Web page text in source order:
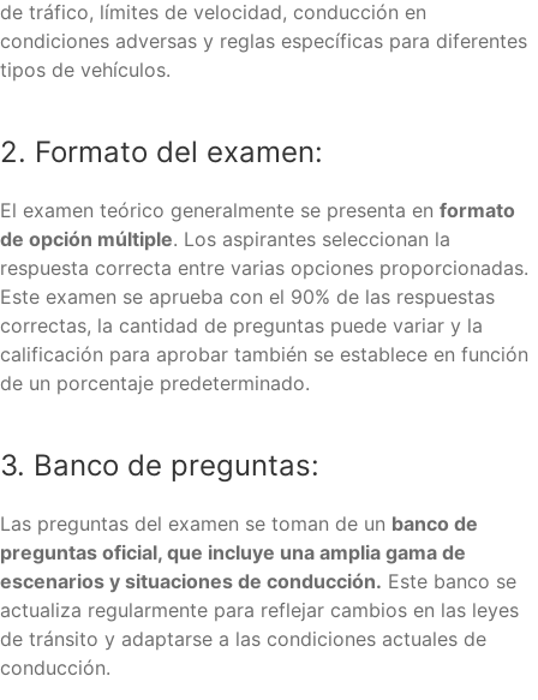
de tráfico, límites de velocidad, conducción en
condiciones adversas y reglas específicas para diferentes
tipos de vehículos.
2. Formato del examen:
El examen teórico generalmente se presenta en formato
de opción múltiple. Los aspirantes seleccionan la
respuesta correcta entre varias opciones proporcionadas.
Este examen se aprueba con el 90% de las respuestas
correctas, la cantidad de preguntas puede variar y la
calificación para aprobar también se establece en función
de un porcentaje predeterminado.
3. Banco de preguntas:
Las preguntas del examen se toman de un banco de
preguntas oficial, que incluye una amplia gama de
escenarios y situaciones de conducción. Este banco se
actualiza regularmente para reflejar cambios en las leyes
de tránsito y adaptarse a las condiciones actuales de
conducción.